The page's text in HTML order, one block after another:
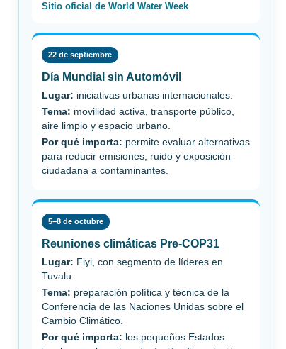
Sitio oficial de World Water Week
22 de septiembre
Día Mundial sin Automóvil
Lugar: iniciativas urbanas internacionales.
Tema: movilidad activa, transporte público,
aire limpio y espacio urbano.
Por qué importa: permite evaluar alternativas
para reducir emisiones, ruido y exposición
ciudadana a contaminantes.
5–8 de octubre
Reuniones climáticas Pre-COP31
Lugar: Fiyi, con segmento de líderes en
Tuvalu.
Tema: preparación política y técnica de la
Conferencia de las Naciones Unidas sobre el
Cambio Climático.
Por qué importa: los pequeños Estados